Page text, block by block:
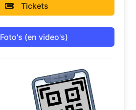
Tickets
Foto's (en video's)